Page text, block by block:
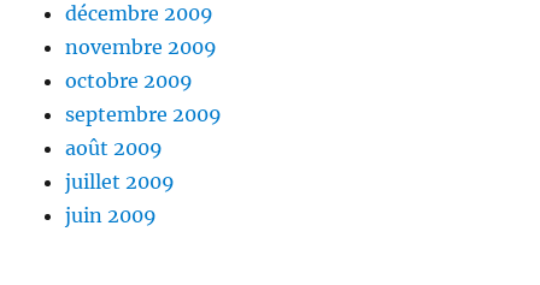
décembre 2009
novembre 2009
octobre 2009
septembre 2009
août 2009
juillet 2009
juin 2009